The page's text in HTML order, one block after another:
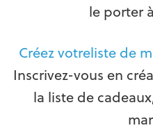
le porter
Créez votreliste de
Inscrivez-vous en
la liste de